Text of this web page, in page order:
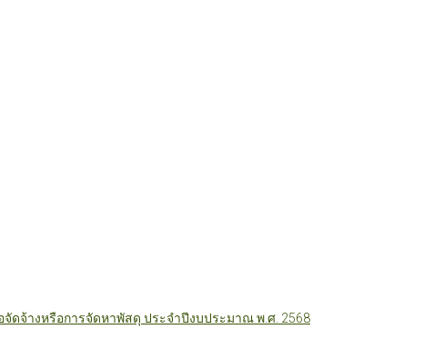
ดจ้างหรือการจัดหาพัสดุ ประจำปีงบประมาณ พ.ศ. 2568